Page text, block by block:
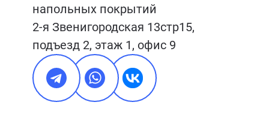
напольных покрытий
2-я Звенигородская 13стр15,
подъезд 2, этаж 1, офис 9